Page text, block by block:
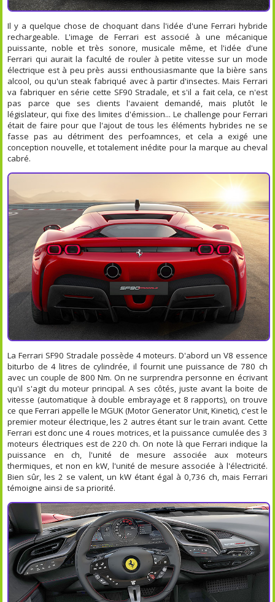
Il y a quelque chose de choquant dans l'idée d'une Ferrari hybride
rechargeable. L'image de Ferrari est associé à une mécanique
puissante, noble et très sonore, musicale même, et l'idée d'une
Ferrari qui aurait la faculté de rouler à petite vitesse sur un mode
électrique est à peu près aussi enthousiasmante que la bière sans
alcool, ou qu'un steak fabriqué avec à partir d'insectes. Mais Ferrari
va fabriquer en série cette SF90 Stradale, et s'il a fait cela, ce n'est
pas parce que ses clients l'avaient demandé, mais plutôt le
législateur, qui fixe des limites d'émission... Le challenge pour Ferrari
était de faire pour que l'ajout de tous les éléments hybrides ne se
fasse pas au détriment des perfoamnces, et cela a exigé une
conception nouvelle, et totalement inédite pour la marque au cheval
cabré.
La Ferrari SF90 Stradale possède 4 moteurs. D'abord un V8 essence
biturbo de 4 litres de cylindrée, il fournit une puissance de 780 ch
avec un couple de 800 Nm. On ne surprendra personne en écrivant
qu'il s'agit du moteur principal. A ses côtés, juste avant la boite de
vitesse (automatique à double embrayage et 8 rapports), on trouve
ce que Ferrari appelle le MGUK (Motor Generator Unit, Kinetic), c'est le
premier moteur électrique, les 2 autres étant sur le train avant. Cette
Ferrari est donc une 4 roues motrices, et la puissance cumulée des 3
moteurs électriques est de 220 ch. On note là que Ferrari indique la
puissance en ch, l'unité de mesure associée aux moteurs
thermiques, et non en kW, l'unité de mesure associée à l'électricité.
Bien sûr, les 2 se valent, un kW étant égal à 0,736 ch, mais Ferrari
témoigne ainsi de sa priorité.